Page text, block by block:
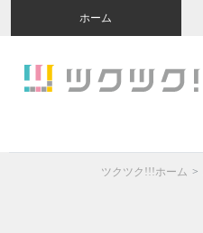
ホーム
ツクツク!!!ホーム